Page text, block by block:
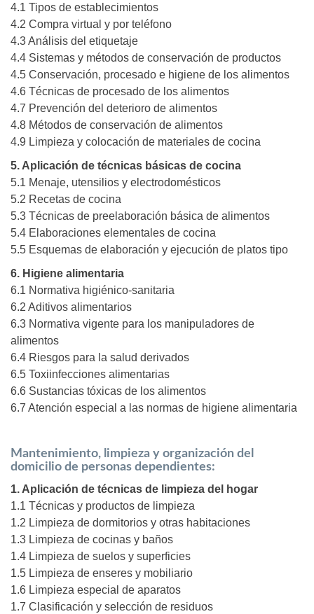
4.1 Tipos de establecimientos
4.2 Compra virtual y por teléfono
4.3 Análisis del etiquetaje
4.4 Sistemas y métodos de conservación de productos
4.5 Conservación, procesado e higiene de los alimentos
4.6 Técnicas de procesado de los alimentos
4.7 Prevención del deterioro de alimentos
4.8 Métodos de conservación de alimentos
4.9 Limpieza y colocación de materiales de cocina
5. Aplicación de técnicas básicas de cocina
5.1 Menaje, utensilios y electrodomésticos
5.2 Recetas de cocina
5.3 Técnicas de preelaboración básica de alimentos
5.4 Elaboraciones elementales de cocina
5.5 Esquemas de elaboración y ejecución de platos tipo
6. Higiene alimentaria
6.1 Normativa higiénico-sanitaria
6.2 Aditivos alimentarios
6.3 Normativa vigente para los manipuladores de
alimentos
6.4 Riesgos para la salud derivados
6.5 Toxiinfecciones alimentarias
6.6 Sustancias tóxicas de los alimentos
6.7 Atención especial a las normas de higiene alimentaria
Mantenimiento, limpieza y organización del
domicilio de personas dependientes:
1. Aplicación de técnicas de limpieza del hogar
1.1 Técnicas y productos de limpieza
1.2 Limpieza de dormitorios y otras habitaciones
1.3 Limpieza de cocinas y baños
1.4 Limpieza de suelos y superficies
1.5 Limpieza de enseres y mobiliario
1.6 Limpieza especial de aparatos
1.7 Clasificación y selección de residuos